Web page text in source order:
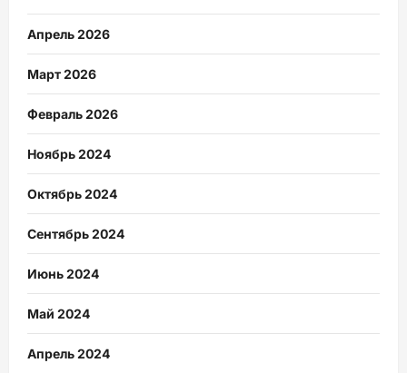
Апрель 2026
Март 2026
Февраль 2026
Ноябрь 2024
Октябрь 2024
Сентябрь 2024
Июнь 2024
Май 2024
Апрель 2024